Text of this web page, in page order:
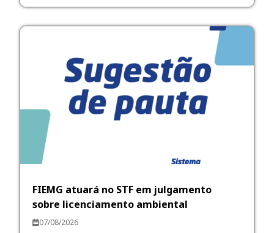
FIEMG atuará no STF em julgamento
sobre licenciamento ambiental
07/08/2026